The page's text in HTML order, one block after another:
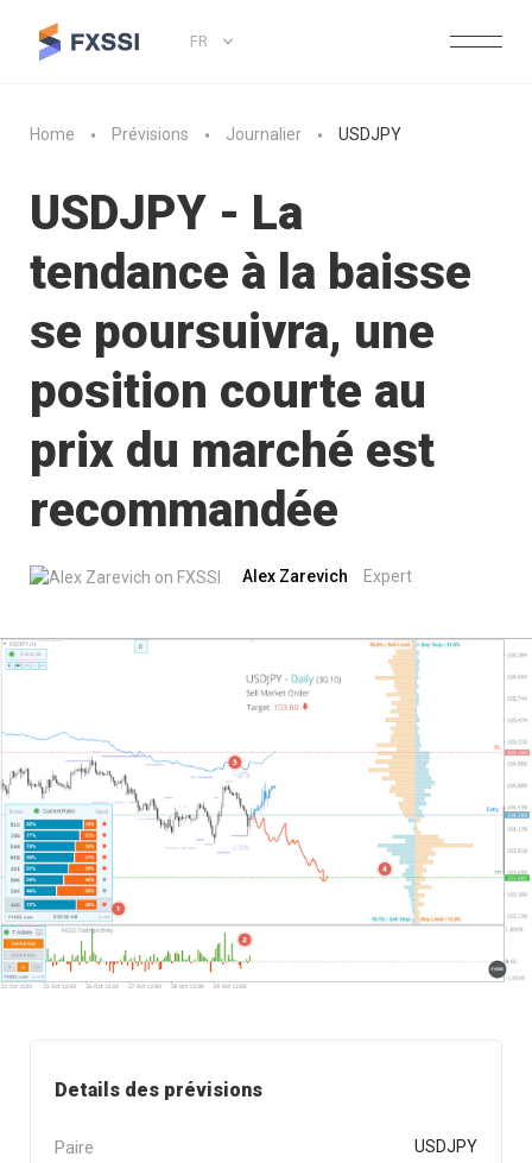
FR
Home Prévisions Journalier USDJPY
USDJPY - La
tendance à la baisse
se poursuivra, une
position courte au
prix du marché est
recommandée
Alex Zarevich Expert
Details des prévisions
Paire USDJPY